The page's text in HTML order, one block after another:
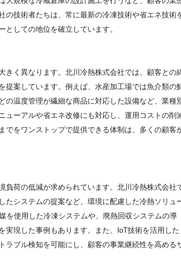
の技術者たちは、常に最新の冷凍技術や省エネ技術
しての地位を確立しています。
きく異なります。北川冷熱株式会社では、顧客との
提案しています。例えば、水産加工場では魚介類の
温度管理が繊細な商品に対応した設備など、業種
ューアルや省エネ改修にも対応し、運用コストの削
でをワンストップで提供できる体制は、多くの顧客
負荷の低減が求められています。北川冷熱株式会社
たシステムの提案など、環境に配慮した冷熱ソリュ
を使用した冷凍システムや、廃熱回収システムの導
実現した事例もあります。また、IoT技術を活用した
ラブル検知を可能にし、顧客の事業継続性を高める